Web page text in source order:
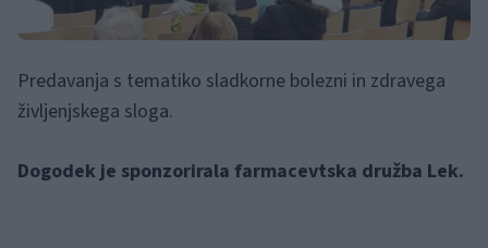
Predavanja s tematiko sladkorne bolezni in zdravega
življenjskega sloga.
Dogodek je sponzorirala farmacevtska družba Lek.